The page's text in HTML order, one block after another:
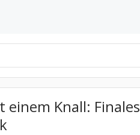
einem Knall: Finales